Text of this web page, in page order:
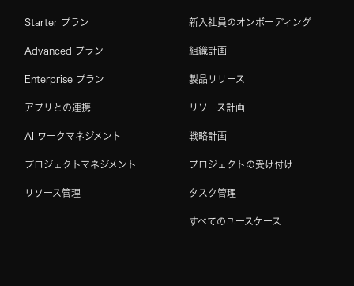
Starter プラン
Advanced プラン
Enterprise プラン
アプリとの連携
AI ワークマネジメント
プロジェクトマネジメント
リソース管理
新入社員のオンボーディング
組織計画
製品リリース
リソース計画
戦略計画
プロジェクトの受け付け
タスク管理
すべてのユースケース